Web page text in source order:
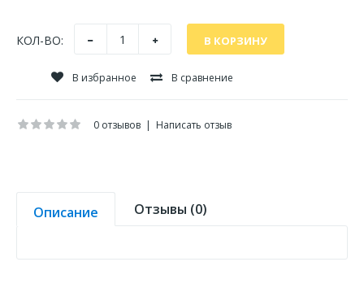
КОЛ-ВО:
В избранное В сравнение
0 отзывов | Написать отзыв
Описание Отзывы (0)